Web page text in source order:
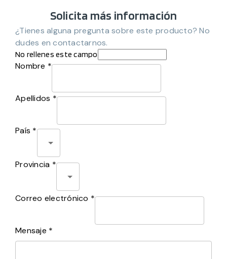
Solicita más información
¿Tienes alguna pregunta sobre este producto? No
dudes en contactarnos.
No rellenes este campo
Nombre *
Apellidos *
País *
Provincia *
Correo electrónico *
Mensaje *